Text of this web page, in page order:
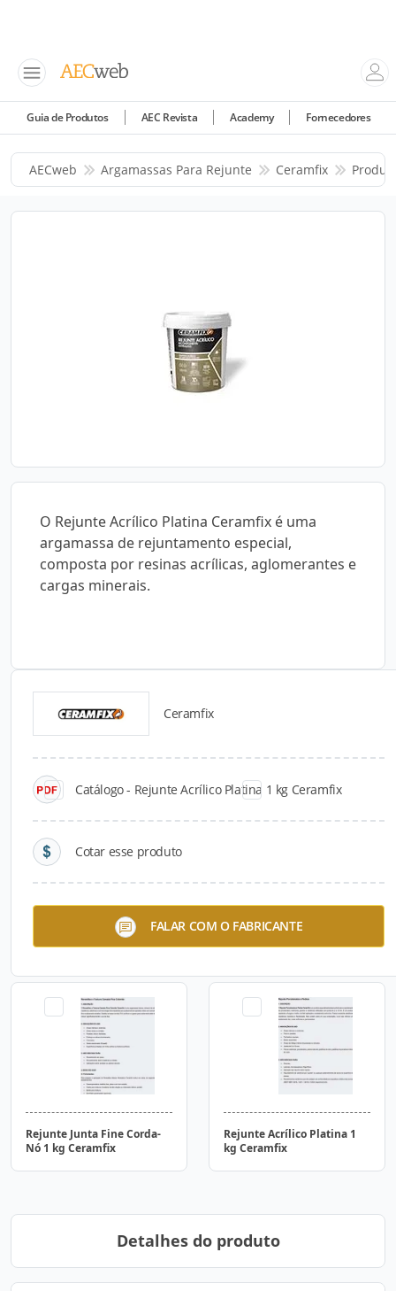
Guia de Produtos AEC Revista Academy Fornecedores
AECweb Argamassas Para Rejunte Ceramfix
O Rejunte Acrílico Platina Ceramfix é uma
argamassa de rejuntamento especial,
composta por resinas acrílicas, aglomerantes e
cargas minerais.
Ceramfix
Catálogo - Rejunte Acrílico Platina 1 kg Ceramfix
Cotar esse produto
FALAR COM O FABRICANTE
Catálogos para Download
Bicomponente 1Kg Branco
Ceramfix
20Kg Ceramfix
Rejunte Junta Fine Corda-
Nó 1 kg Ceramfix
Rejunte Acrílico Platina 1
kg Ceramfix
Detalhes do produto